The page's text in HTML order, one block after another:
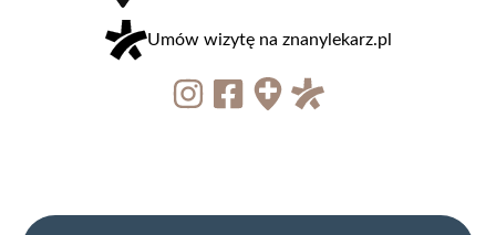
Umów wizytę na znanylekarz.pl